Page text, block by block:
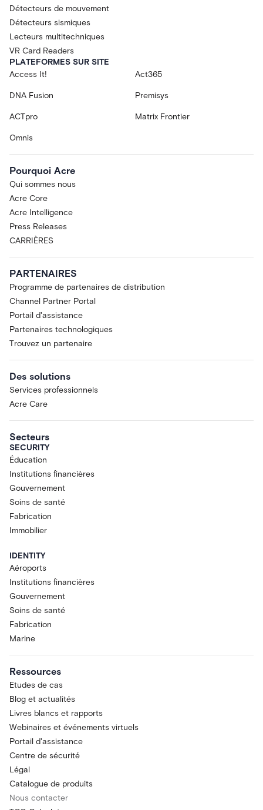
Détecteurs de mouvement
Détecteurs sismiques
Lecteurs multitechniques
VR Card Readers
PLATEFORMES SUR SITE
Access It!
Act365
DNA Fusion Premisys
ACTpro Matrix Frontier
Omnis
Pourquoi Acre
Qui sommes nous
Acre Core
Acre Intelligence
Press Releases
CARRIÈRES
PARTENAIRES
Programme de partenaires de distribution
Channel Partner Portal
Portail d'assistance
Partenaires technologiques
Trouvez un partenaire
Des solutions
Services professionnels
Acre Care
Secteurs
SECURITY
Éducation
Institutions financières
Gouvernement
Soins de santé
Fabrication
Immobilier
IDENTITY
Aéroports
Institutions financières
Gouvernement
Soins de santé
Fabrication
Marine
Ressources
Etudes de cas
Blog et actualités
Livres blancs et rapports
Webinaires et événements virtuels
Portail d'assistance
Centre de sécurité
Légal
Catalogue de produits
Nous contacter